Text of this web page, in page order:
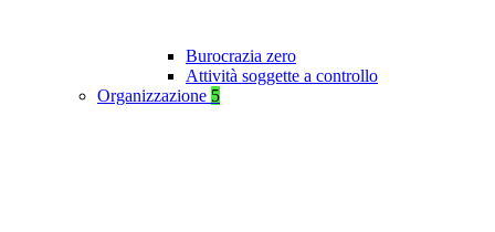
Burocrazia zero
Attività soggette a controllo
Organizzazione 5